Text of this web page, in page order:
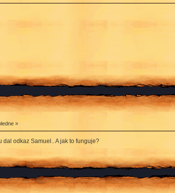
»
odkaz Samuel.. A jak to funguje?